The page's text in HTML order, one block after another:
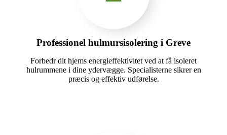
Professionel hulmursisolering i Greve
Forbedr dit hjems energieffektivitet ved at få isoleret
hulrummene i dine ydervægge. Specialisterne sikrer en
præcis og effektiv udførelse.